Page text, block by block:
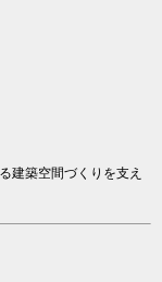
建築空間づくりを支え